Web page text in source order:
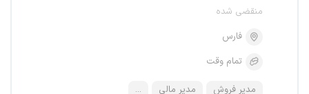
منقضی شده
فارس
تمام وقت
مدیر فروش مدیر مالی ...